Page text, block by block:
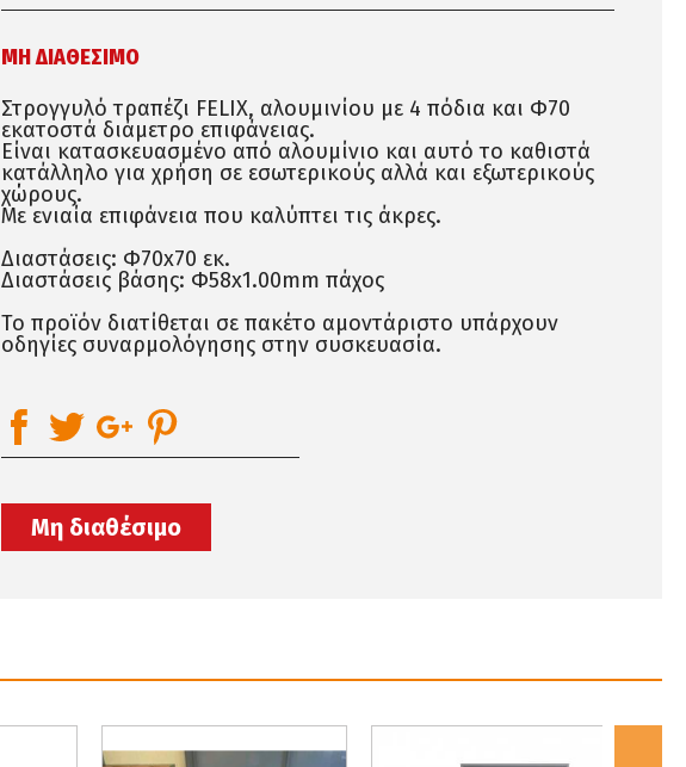
ΜΗ ΔΙΑΘΈΣΙΜΟ
Στρογγυλό τραπέζι FELIX, αλουμινίου με 4 πόδια και Φ70
εκατοστά διάμετρο επιφάνειας.
Είναι κατασκευασμένο από αλουμίνιο και αυτό το καθιστά
κατάλληλο για χρήση σε εσωτερικούς αλλά και εξωτερικούς
χώρους.
Με ενιαία επιφάνεια που καλύπτει τις άκρες.
Διαστάσεις: Φ70x70 εκ.
Διαστάσεις βάσης: Φ58x1.00mm πάχος
Το προϊόν διατίθεται σε πακέτο αμοντάριστο υπάρχουν
οδηγίες συναρμολόγησης στην συσκευασία.
Μη διαθέσιμο